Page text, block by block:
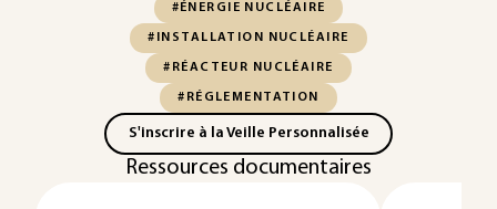
#ÉNERGIE NUCLÉAIRE
#INSTALLATION NUCLÉAIRE
#RÉACTEUR NUCLÉAIRE
#RÉGLEMENTATION
S'inscrire à la Veille Personnalisée
Ressources documentaires